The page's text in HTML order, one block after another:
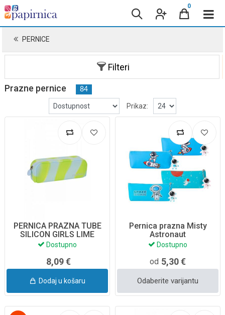
0
PERNICE
Filteri
Prazne pernice 84
Prikaz:
PERNICA PRAZNA TUBE
SILICON GIRLS LIME
Z11770 COOLPACK
Dostupno
8,09 €
Dodaj u košaru
Pernica prazna Misty
Astronaut
Dostupno
od 5,30 €
Odaberite varijantu